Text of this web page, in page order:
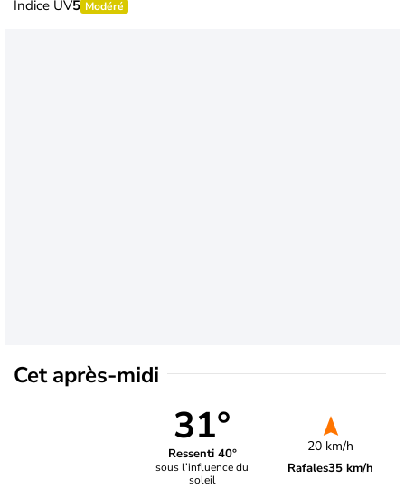
Indice UV5 Modéré
Cet après-midi
31°
Ressenti 40°
sous l’influence du
soleil
20 km/h
Rafales35 km/h